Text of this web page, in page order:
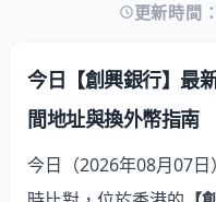
更新時間
今日【創興銀行】最
間地址與換外幣指南
今日（2026年08月07